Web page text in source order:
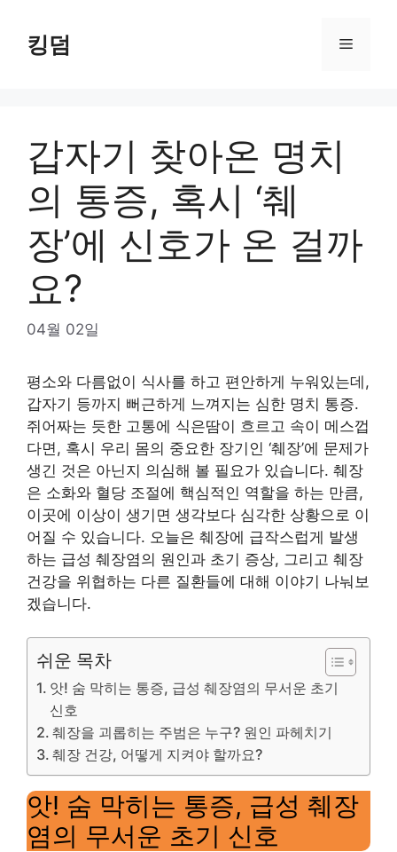
content킹덤 Menu
갑자기 찾아온 명치
의 통증, 혹시 ‘췌
장’에 신호가 온 걸까
요?
04월 02일
평소와 다름없이 식사를 하고 편안하게 누워있는데,
갑자기 등까지 뻐근하게 느껴지는 심한 명치 통증.
쥐어짜는 듯한 고통에 식은땀이 흐르고 속이 메스껍
다면, 혹시 우리 몸의 중요한 장기인 ‘췌장’에 문제가
생긴 것은 아닌지 의심해 볼 필요가 있습니다. 췌장
은 소화와 혈당 조절에 핵심적인 역할을 하는 만큼,
이곳에 이상이 생기면 생각보다 심각한 상황으로 이
어질 수 있습니다. 오늘은 췌장에 급작스럽게 발생
하는 급성 췌장염의 원인과 초기 증상, 그리고 췌장
건강을 위협하는 다른 질환들에 대해 이야기 나눠보
겠습니다.
쉬운 목차
앗! 숨 막히는 통증, 급성 췌장염의 무서운 초기
신호
췌장을 괴롭히는 주범은 누구? 원인 파헤치기
췌장 건강, 어떻게 지켜야 할까요?
앗! 숨 막히는 통증, 급성 췌장
염의 무서운 초기 신호